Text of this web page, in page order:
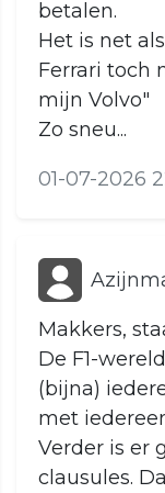
betalen.
Het is net
Ferrari toch
mijn Volvo"
Zo sneu...
01-07-2026
Makkers,
De F1-
(bijna)
met
Verder is er
clausules.